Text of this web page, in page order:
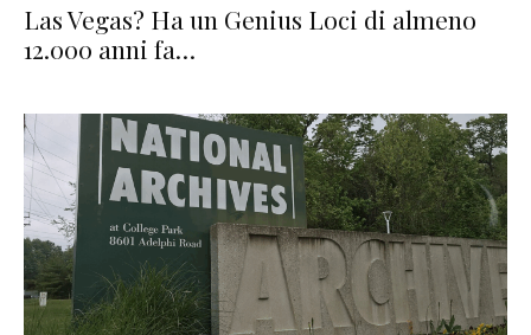
Las Vegas? Ha un Genius Loci di almeno
12.000 anni fa…